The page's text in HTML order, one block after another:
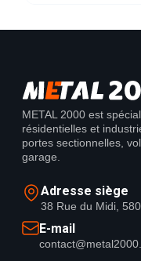
METAL 2000 est
résidentielles et
portes sectionnelles,
garage.
Adresse siège
38 Rue du Midi,
E-mail